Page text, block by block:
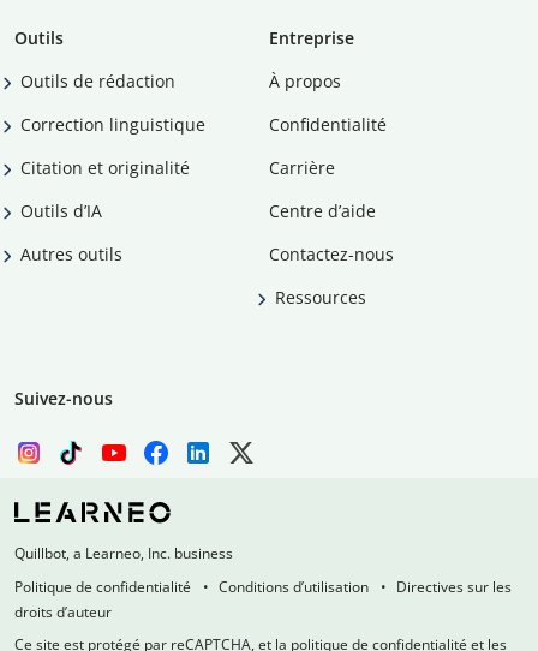
Outils
Outils de rédaction
Correction linguistique
Citation et originalité
Outils d’IA
Autres outils
Entreprise
À propos
Confidentialité
Carrière
Centre d’aide
Contactez-nous
Ressources
Suivez-nous
Quillbot, a Learneo, Inc. business
Politique de confidentialité
Conditions d’utilisation
Directives sur les
droits d’auteur
Ce site est protégé par reCAPTCHA, et la politique de confidentialité et les